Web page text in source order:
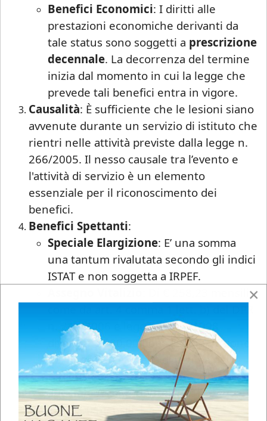
Benefici Economici: I diritti alle
prestazioni economiche derivanti da
tale status sono soggetti a prescrizione
decennale. La decorrenza del termine
inizia dal momento in cui la legge che
prevede tali benefici entra in vigore.
Causalità: È sufficiente che le lesioni siano
avvenute durante un servizio di istituto che
rientri nelle attività previste dalla legge n.
266/2005. Il nesso causale tra l’evento e
l'attività di servizio è un elemento
essenziale per il riconoscimento dei
benefici.
Benefici Spettanti:
Speciale Elargizione: E’ una somma
una tantum rivalutata secondo gli indici
ISTAT e non soggetta a IRPEF.
: Di € 258,23 mensili,
n. 243/2006 e legge n. 407/1998
divenuti € 500,00 dopo l’equiparazione
del beneficio a quella di vittima del
terrorismo.
Speciale Assegno Vitalizio : Di €
1.033,00 mensili.
×